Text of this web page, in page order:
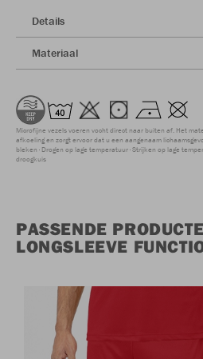
Details
Materiaal
Microfijne vezels voeren vocht direct naar buiten af. Het
afkoeling en zorgt ervoor dat u een aangenaam
bleken Drogen op lage temperatuur Strijken op lage
droogkuis
PASSENDE
LONGSLEEVE